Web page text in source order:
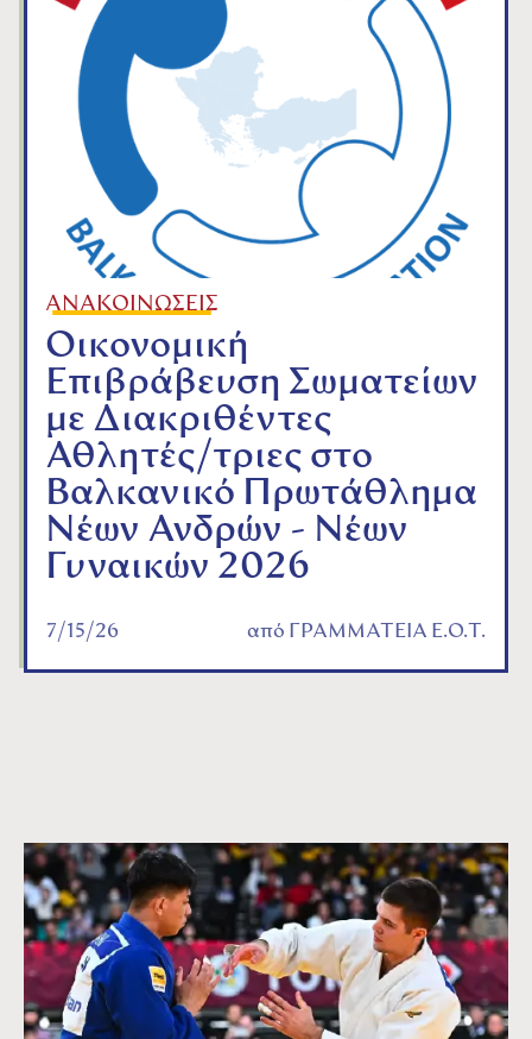
ΑΝΑΚΟΙΝΩΣΕΙΣ
Οικονομική
Επιβράβευση Σωματείων
με Διακριθέντες
Αθλητές/τριες στο
Βαλκανικό Πρωτάθλημα
Νέων Ανδρών - Νέων
Γυναικών 2026
7/15/26 από ΓΡΑΜΜΑΤΕΙΑ Ε.Ο.Τ.